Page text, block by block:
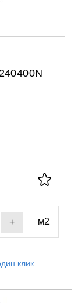
+ м2
клик